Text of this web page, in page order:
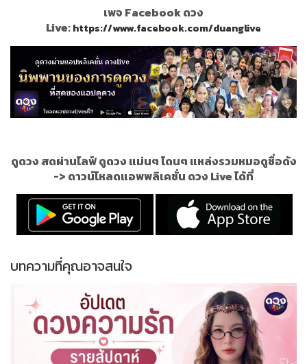
เพจ Facebook ดวง
Live:https://www.facebook.com/duanglive
ดูดวง สดผ่านไลฟ์ ดูดวง แม่นๆ โดนๆ แหล่งรวมหมอดูชื่อดัง
-> ดาวน์โหลดแอพพลิเคชั่น ดวง Live ได้ที่
บทความที่คุณอาจสนใจ